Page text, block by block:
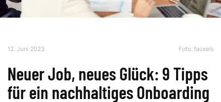
12. Juni 2023 Foto: fauxels
Neuer Job, neues Glück: 9 Tipps
für ein nachhaltiges Onboarding